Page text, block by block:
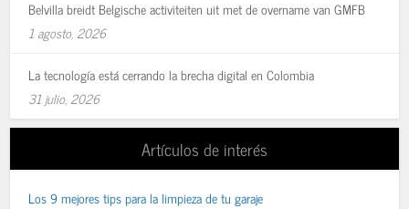
Belvilla breidt Belgische activiteiten uit met de overname van GMFB
1 agosto, 2026
La tecnología está cerrando la brecha digital en Colombia
31 julio, 2026
Artículos de interés
Los 9 mejores tips para la limpieza de tu garaje